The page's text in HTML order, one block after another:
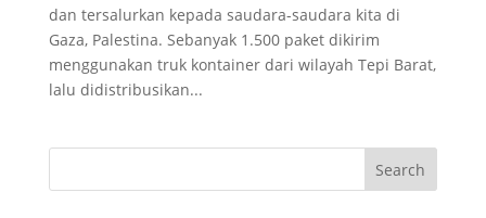
dan tersalurkan kepada saudara-saudara kita di
Gaza, Palestina. Sebanyak 1.500 paket dikirim
menggunakan truk kontainer dari wilayah Tepi Barat,
lalu didistribusikan...
Search